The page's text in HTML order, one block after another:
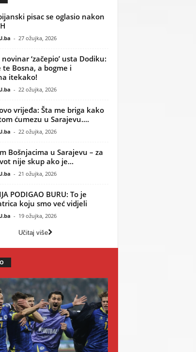
pisac se oglasio nakon
- 27 ožujka, 2026
‘začepio’ usta Dodiku:
te Bosna, a bogme i
itekako!
- 22 ožujka, 2026
vrijeđa: Šta me briga kako
ćumezu u Sarajevu....
- 22 ožujka, 2026
Bošnjacima u Sarajevu – za
nije skup ako je...
- 21 ožujka, 2026
PODIGAO BURU: To je
koju smo već vidjeli
- 19 ožujka, 2026
Učitaj više